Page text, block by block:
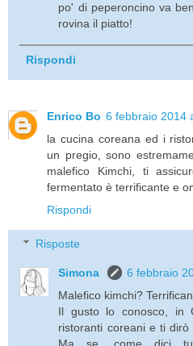
po' di peperoncino va
rovina il piatto!
Rispondi
Enrico Bo 6 febbraio 2014
la cucina coreana ed i
un pregio, sono
malefico Kimchi, ti
fermentato è terrificante e
Rispondi
Risposte
Simona
6 febbraio
Malefico kimchi?
Il gusto lo conosco, in
ristoranti coreani e ti dirò